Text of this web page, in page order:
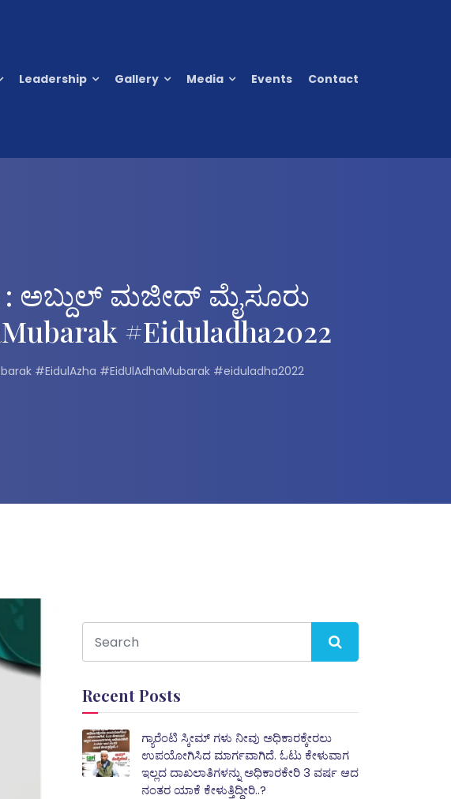
Leadership Gallery Media Events Contact
ಅಬ್ದುಲ್ ಮಜೀದ್ ಮೈಸೂರು
#eiduladha2022
#EidulAzha #EidUlAdhaMubarak #eiduladha2022
Recent Posts
ಗ್ಯಾರೆಂಟಿ ಸ್ಕೀಮ್ ಗಳು ನೀವು ಅಧಿಕಾರಕ್ಕೇರಲು
ಉಪಯೋಗಿಸಿದ ಮಾರ್ಗವಾಗಿದೆ. ಓಟು ಕೇಳುವಾಗ
ಇಲ್ಲದ ದಾಖಲಾತಿಗಳನ್ನು ಅಧಿಕಾರಕೇರಿ 3 ವರ್ಷ ಆದ
ನಂತರ ಯಾಕೆ ಕೇಳುತ್ತಿದ್ದೀರಿ..?